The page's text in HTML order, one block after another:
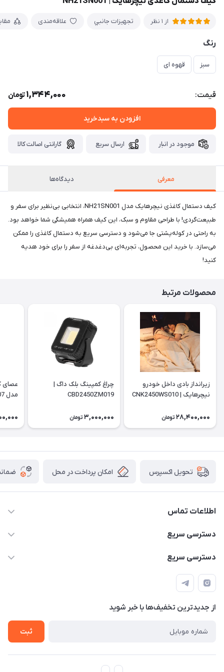
از 1 نظر تجهيزات جانبي علاقه‌مندی
رنگ
سبز قهوه ای
قیمت: 1,344,000تومان
افزودن به سبدخرید
موجود در انبار ارسال سریع گارانتی اصالت کالا
معرفی دیدگاه‌ها
کیف دستمال کاغذی نیچرهایک مدل NH21SN001، انتخابی بی‌نظیر برای سفر و
طبیعت‌گردی! با طراحی مقاوم و سبک، این کیف همراه همیشگی شما خواهد بود.
به راحتی در کوله‌پشتی جا می‌شود و دسترسی سریع به دستمال کاغذی را ممکن
می‌سازد. با خرید این محصول، تجربه‌ای بی‌دغدغه از سفر را برای خود هدیه
کنید!
محصولات مرتبط
زیرانداز بادی داخل خودرو
نیچرهایک | CNK2450WS010
28,400,000 تومان
چراغ کمپینگ بلک داگ |
CBD2450ZM019
3,000,000 تومان
عصای
مدل NH18D010-Z | ST07
تحویل اکسپرس امکان پرداخت در محل
اطلاعات تماس
۰۹۳۵۶۰۴۰۳۶۵
سیمای ورزش
دسترسی سریع
اسکیت فلایینگ ایگل
اسکیت دخترانه
دسترسی سریع
اسکوتر برقی دخترانه
اسکیت روسز
اسکوتر
از جدید‌ترین تخفیف‌ها با‌ خبر شوید
ثبت